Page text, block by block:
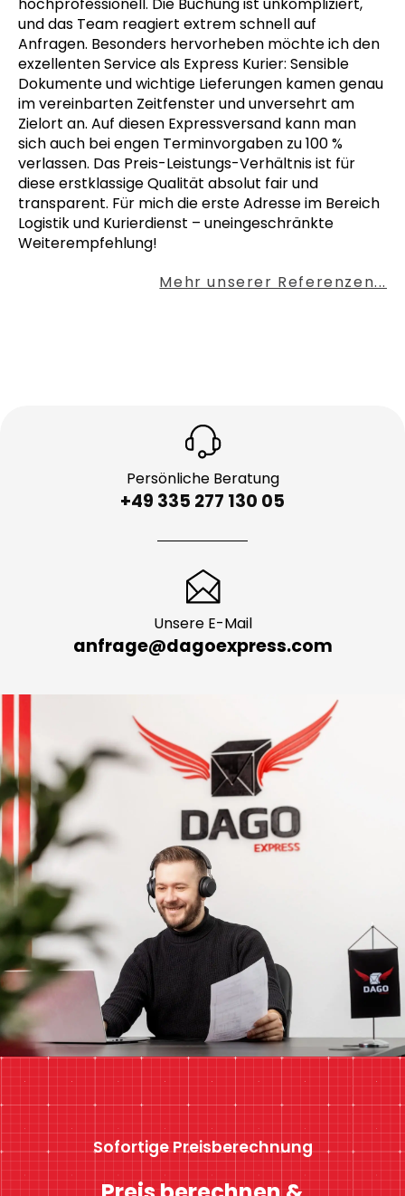
hochprofessionell. Die Buchung ist unkompliziert,
und das Team reagiert extrem schnell auf
Anfragen. Besonders hervorheben möchte ich den
exzellenten Service als Express Kurier: Sensible
Dokumente und wichtige Lieferungen kamen genau
im vereinbarten Zeitfenster und unversehrt am
Zielort an. Auf diesen Expressversand kann man
sich auch bei engen Terminvorgaben zu 100 %
verlassen. Das Preis-Leistungs-Verhältnis ist für
diese erstklassige Qualität absolut fair und
transparent. Für mich die erste Adresse im Bereich
Logistik und Kurierdienst – uneingeschränkte
Weiterempfehlung!
Mehr unserer Referenzen...
Persönliche Beratung
+49 335 277 130 05
Unsere E-Mail
anfrage@dagoexpress.com
Sofortige Preisberechnung